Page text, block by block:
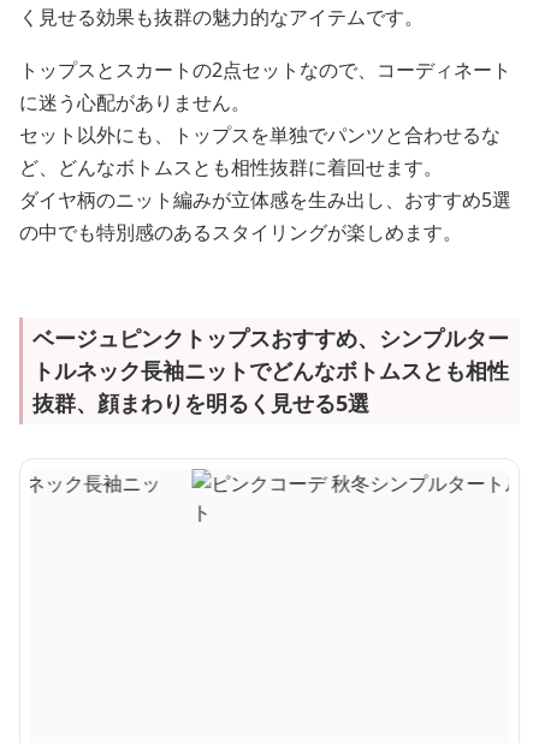
く見せる効果も抜群の魅力的なアイテムです。
トップスとスカートの2点セットなので、コーディネート
に迷う心配がありません。
セット以外にも、トップスを単独でパンツと合わせるな
ど、どんなボトムスとも相性抜群に着回せます。
ダイヤ柄のニット編みが立体感を生み出し、おすすめ5選
の中でも特別感のあるスタイリングが楽しめます。
ベージュピンクトップスおすすめ、シンプルター
トルネック長袖ニットでどんなボトムスとも相性
抜群、顔まわりを明るく見せる5選